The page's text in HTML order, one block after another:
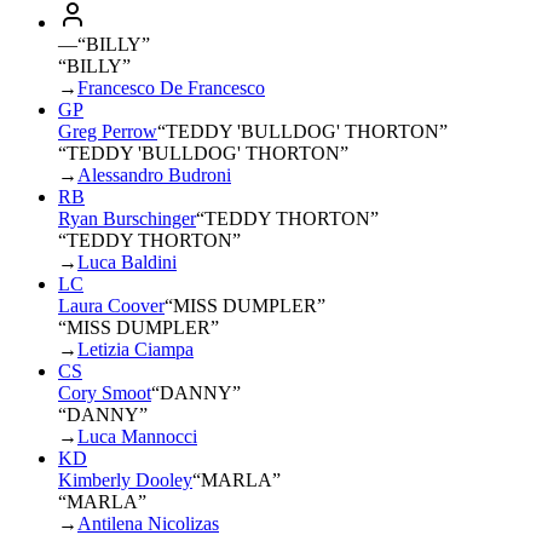
—“BILLY”
“BILLY”
→Francesco De Francesco
GP
Greg Perrow“TEDDY 'BULLDOG' THORTON”
“TEDDY 'BULLDOG' THORTON”
→ Alessandro Budroni
RB
Ryan Burschinger“TEDDY THORTON”
“TEDDY THORTON”
→Luca Baldini
LC
Laura Coover“MISS DUMPLER”
“MISS DUMPLER”
→Letizia Ciampa
CS
Cory Smoot“DANNY”
“DANNY”
→Luca Mannocci
KD
Kimberly Dooley“MARLA”
“MARLA”
→ Antilena Nicolizas